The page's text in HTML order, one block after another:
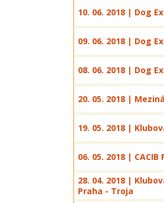
10. 06. 2018 | Dog
09. 06. 2018 | Dog
08. 06. 2018 | Dog
20. 05. 2018 |
19. 05. 2018 |
06. 05. 2018 |
28. 04. 2018 |
Praha - Troja